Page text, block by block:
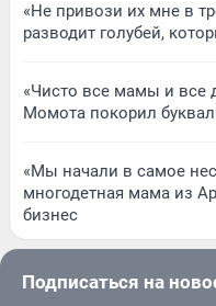
«Не привози их мне в
разводит голубей,
«Чисто все мамы и все
Момота покорил
«Мы начали в самое
многодетная мама из
бизнес
Подписаться на